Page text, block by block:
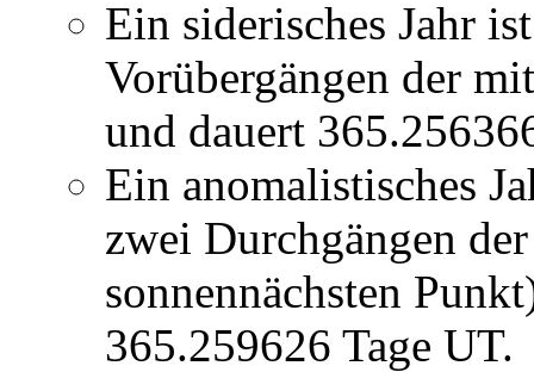
Ein siderisches Jahr
Vorübergängen der
und dauert
Ein anomalistisches
zwei Durchgängen
sonnennächsten
365.259626 Tage UT.